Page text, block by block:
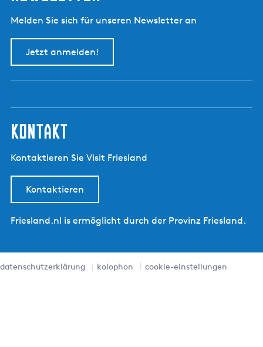
Melden Sie sich für unseren Newsletter an
Jetzt anmelden!
kontakt
Kontaktieren Sie Visit Friesland
Kontaktieren
Friesland.nl is ermöglicht durch der Provinz Friesland.
datenschutzerklärung kolophon cookie-einstellungen